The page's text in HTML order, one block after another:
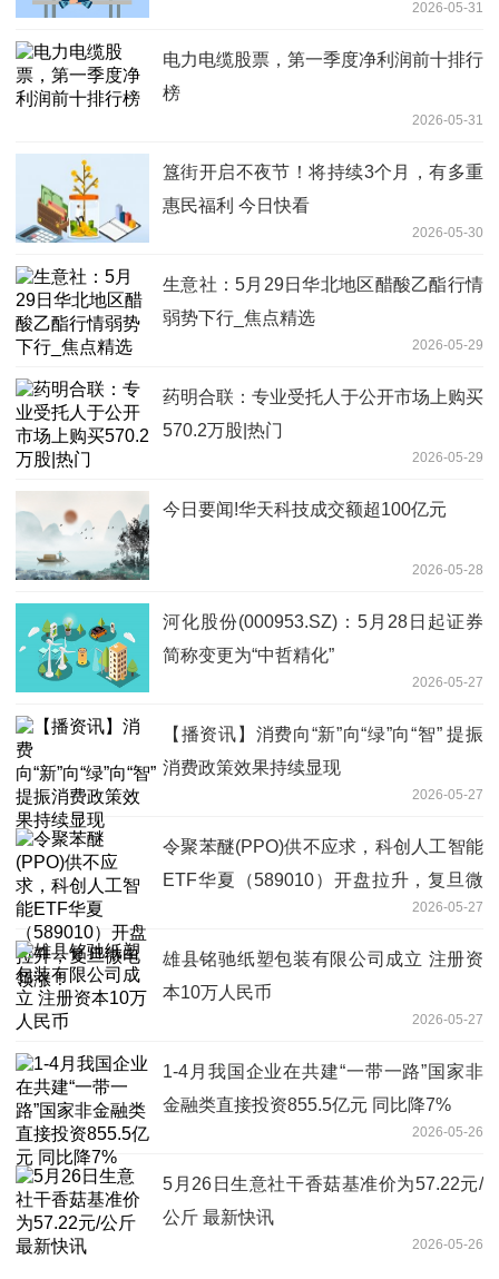
2026-05-31
电力电缆股票，第一季度净利润前十排行
榜
2026-05-31
簋街开启不夜节！将持续3个月，有多重
惠民福利 今日快看
2026-05-30
生意社：5月29日华北地区醋酸乙酯行情
弱势下行_焦点精选
2026-05-29
药明合联：专业受托人于公开市场上购买
570.2万股|热门
2026-05-29
今日要闻!华天科技成交额超100亿元
2026-05-28
河化股份(000953.SZ)：5月28日起证券
简称变更为“中哲精化”
2026-05-27
【播资讯】消费向“新”向“绿”向“智” 提振
消费政策效果持续显现
2026-05-27
令聚苯醚(PPO)供不应求，科创人工智能
ETF华夏（589010）开盘拉升，复旦微
2026-05-27
雄县铭驰纸塑包装有限公司成立 注册资
本10万人民币
2026-05-27
1-4月我国企业在共建“一带一路”国家非
金融类直接投资855.5亿元 同比降7%
2026-05-26
5月26日生意社干香菇基准价为57.22元/
公斤 最新快讯
2026-05-26